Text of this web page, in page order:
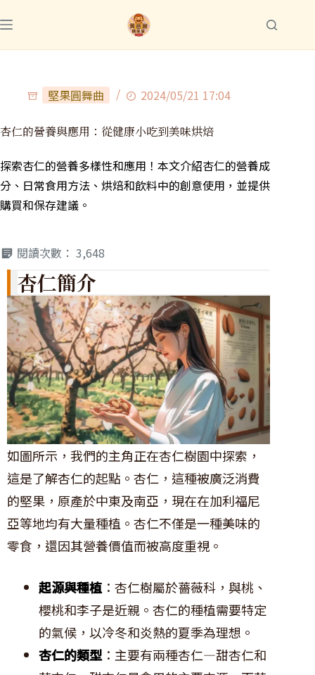
堅果圓舞曲 2024/05/21 17:04
杏仁的營養與應用：從健康小吃到美味烘焙
探索杏仁的營養多樣性和應用！本文介紹杏仁的營養成
分、日常食用方法、烘焙和飲料中的創意使用，並提供
購買和保存建議。
閱讀次數： 3,648
杏仁簡介
如圖所示，我們的主角正在杏仁樹園中探索，
這是了解杏仁的起點。杏仁，這種被廣泛消費
的堅果，原產於中東及南亞，現在在加利福尼
亞等地均有大量種植。杏仁不僅是一種美味的
零食，還因其營養價值而被高度重視。
起源與種植 ：杏仁樹屬於薔薇科，與桃、
櫻桃和李子是近親。杏仁的種植需要特定
的氣候，以冷冬和炎熱的夏季為理想。
杏仁的類型：主要有兩種杏仁—甜杏仁和